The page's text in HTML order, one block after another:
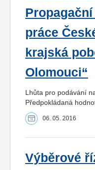
práce
krajská
Olomouci“
Lhůta pro podávání
Předpokládaná
06. 05. 2016
Výběrové